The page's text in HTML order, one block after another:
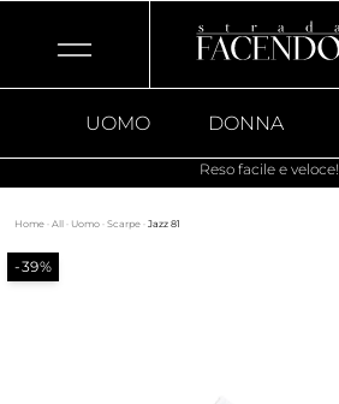
UOMO DONNA
Reso facile e veloce!
Home · All · Uomo · Scarpe · Jazz 81
-39%